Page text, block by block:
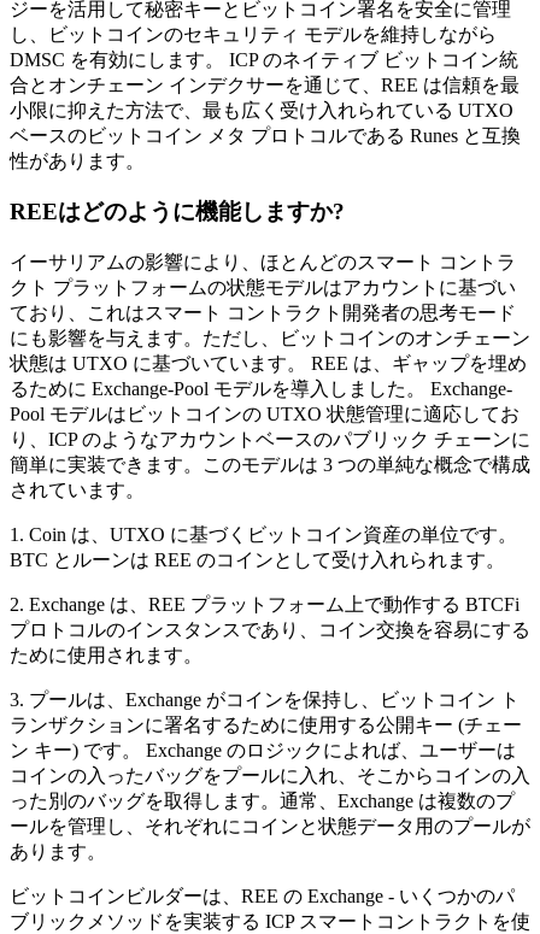
ジーを活用して秘密キーとビットコイン署名を安全に管理
し、ビットコインのセキュリティ モデルを維持しながら
DMSC を有効にします。 ICP のネイティブ ビットコイン統
合とオンチェーン インデクサーを通じて、REE は信頼を最
小限に抑えた方法で、最も広く受け入れられている UTXO
ベースのビットコイン メタ プロトコルである Runes と互換
性があります。
REEはどのように機能しますか?
イーサリアムの影響により、ほとんどのスマート コントラ
クト プラットフォームの状態モデルはアカウントに基づい
ており、これはスマート コントラクト開発者の思考モード
にも影響を与えます。ただし、ビットコインのオンチェーン
状態は UTXO に基づいています。 REE は、ギャップを埋め
るために Exchange-Pool モデルを導入しました。 Exchange-
Pool モデルはビットコインの UTXO 状態管理に適応してお
り、ICP のようなアカウントベースのパブリック チェーンに
簡単に実装できます。このモデルは 3 つの単純な概念で構成
されています。
1. Coin は、UTXO に基づくビットコイン資産の単位です。
BTC とルーンは REE のコインとして受け入れられます。
2. Exchange は、REE プラットフォーム上で動作する BTCFi
プロトコルのインスタンスであり、コイン交換を容易にする
ために使用されます。
3. プールは、Exchange がコインを保持し、ビットコイン ト
ランザクションに署名するために使用する公開キー (チェー
ン キー) です。 Exchange のロジックによれば、ユーザーは
コインの入ったバッグをプールに入れ、そこからコインの入
った別のバッグを取得します。通常、Exchange は複数のプ
ールを管理し、それぞれにコインと状態データ用のプールが
あります。
ビットコインビルダーは、REE の Exchange - いくつかのパ
ブリックメソッドを実装する ICP スマートコントラクトを使